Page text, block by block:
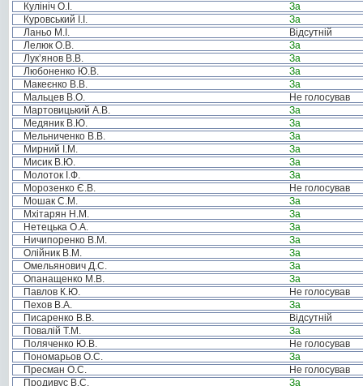
Кулініч О.І.
За
Куровський І.І.
За
Ланьо М.І.
Відсутній
Лелюк О.В.
За
Лук’янов В.В.
За
Любоненко Ю.В.
За
Макеєнко В.В.
За
Мальцев В.О.
Не голосував
Мартовицький А.В.
За
Медяник В.Ю.
За
Мельниченко В.В.
За
Мирний І.М.
За
Мисик В.Ю.
За
Молоток І.Ф.
За
Морозенко Є.В.
Не голосував
Мошак С.М.
За
Мхітарян Н.М.
За
Нетецька О.А.
За
Ничипоренко В.М.
За
Олійник В.М.
За
Омельянович Д.С.
За
Опанащенко М.В.
За
Павлов К.Ю.
Не голосував
Пехов В.А.
За
Писаренко В.В.
Відсутній
Повалій Т.М.
За
Поляченко Ю.В.
Не голосував
Пономарьов О.С.
За
Пресман О.С.
Не голосував
Продивус В.С.
За